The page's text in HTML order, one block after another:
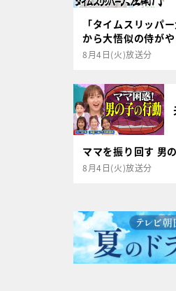
「タイムスリッパ
から大悟似の侍が
8月4日(火)放送分
ママを振り回す 男
8月4日(火)放送分